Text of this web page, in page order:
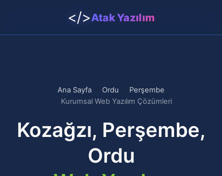
</>Atak Yazılım
Ana Sayfa Ordu
Perşembe
Kurumsal Web Yazılım Çözümleri
Kozağzı, Perşembe,
Ordu